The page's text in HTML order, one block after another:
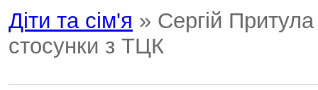
Діти та сім'я » Сергій
стосунки з ТЦК